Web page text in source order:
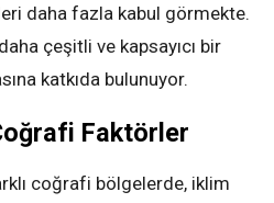
daha fazla kabul görmekte.
çeşitli ve kapsayıcı bir
katkıda bulunuyor.
Faktörler
coğrafi bölgelerde, iklim